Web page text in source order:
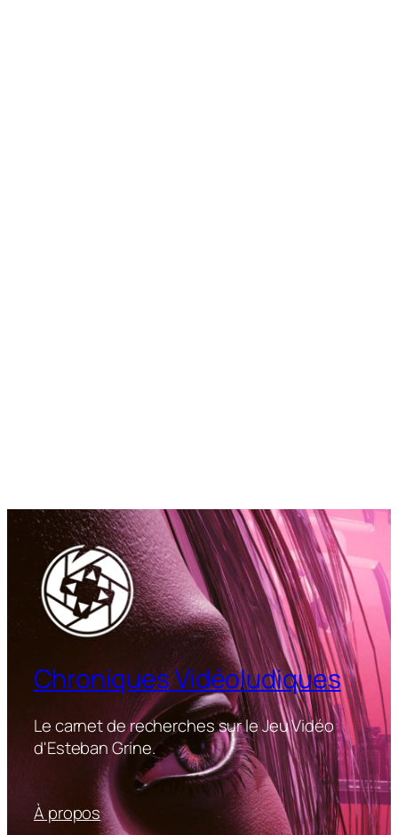
Chroniques Vidéoludiques
Le carnet de recherches sur le Jeu Vidéo
d'Esteban Grine.
À propos